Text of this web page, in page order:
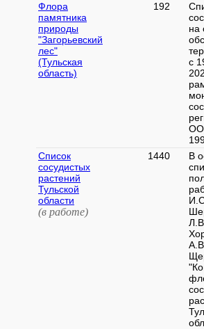
Флора
памятника
природы
"Загорьевский
лес"
(Тульская
область)
192
на
с
Список
сосудистых
растений
Тульской
области
(в работе)
1440
В